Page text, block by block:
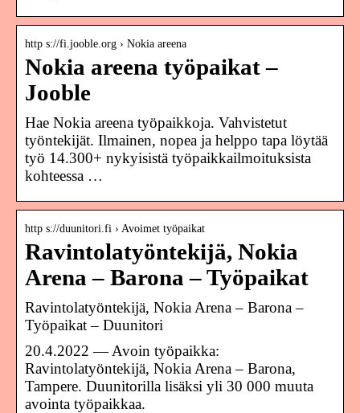
http s://fi.jooble.org › Nokia areena
Nokia areena työpaikat –
Jooble
Hae Nokia areena työpaikkoja. Vahvistetut
työntekijät. Ilmainen, nopea ja helppo tapa löytää
työ 14.300+ nykyisistä työpaikkailmoituksista
kohteessa …
http s://duunitori.fi › Avoimet työpaikat
Ravintolatyöntekijä, Nokia
Arena – Barona – Työpaikat
Ravintolatyöntekijä, Nokia Arena – Barona –
Työpaikat – Duunitori
20.4.2022 — Avoin työpaikka:
Ravintolatyöntekijä, Nokia Arena – Barona,
Tampere. Duunitorilla lisäksi yli 30 000 muuta
avointa työpaikkaa.